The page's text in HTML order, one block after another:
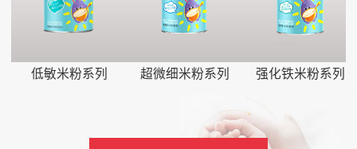
低敏米粉系列 超微细米粉系列 强化铁米粉系列